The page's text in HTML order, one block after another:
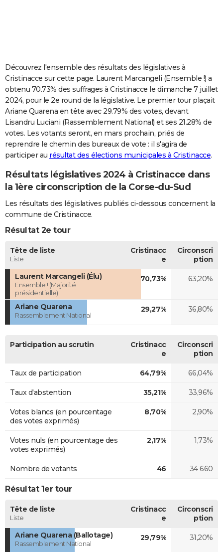
CARTE DE VOEUX
Carte de Noël
Carte Bonne année
Carte Saint-Valentin
Carte Pâques
Carte d'anniversaire
DICTIONNAIRE
Dictionnaire
Biographies
Citations
Expressions
Proverbes
PROGRAMME TV
COPAINS D'AVANT
S'inscrire
Se connecter
Lycées
Collèges
Primaires
Universités
Entreprises
Service militaire
Avis de recherche
AVIS DE DÉCÈS
FORUM
Bricolage
Lifestyle
Culture
Sport
Auto
Television
Voyage
Cinema
Découvrez l'ensemble des résultats des législatives à
Cristinacce sur cette page. Laurent Marcangeli (Ensemble !) a
obtenu 70.73% des suffrages à Cristinacce le dimanche 7 juillet
2024, pour le 2e round de la législative. Le premier tour plaçait
Ariane Quarena en tête avec 29.79% des votes, devant
Lisandru Luciani (Rassemblement National) et ses 21.28% de
votes. Les votants seront, en mars prochain, priés de
reprendre le chemin des bureaux de vote : il s'agira de
participer au résultat des élections municipales à Cristinacce.
Résultats législatives 2024 à Cristinacce dans
la 1ère circonscription de la Corse-du-Sud
Les résultats des législatives publiés ci-dessous concernent la
commune de Cristinacce.
Résultat 2e tour
Tête de liste
Liste
Cristinacc
e
Circonscri
ption
Laurent Marcangeli (Élu)
Ensemble ! (Majorité
présidentielle)
70,73% 63,20%
Ariane Quarena
Rassemblement National
29,27% 36,80%
Participation au scrutin
Cristinacc
e
Circonscri
ption
Taux de participation 64,79% 66,04%
Taux d'abstention 35,21% 33,96%
Votes blancs (en pourcentage
des votes exprimés)
8,70% 2,90%
Votes nuls (en pourcentage des
votes exprimés)
2,17% 1,73%
Nombre de votants 46 34 660
Résultat 1er tour
Tête de liste
Liste
Cristinacc
e
Circonscri
ption
Ariane Quarena (Ballotage)
Rassemblement National
29,79% 31,20%